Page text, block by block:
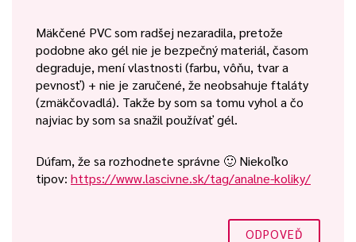
Mäkčené PVC som radšej nezaradila, pretože
podobne ako gél nie je bezpečný materiál, časom
degraduje, mení vlastnosti (farbu, vôňu, tvar a
pevnosť) + nie je zaručené, že neobsahuje ftaláty
(zmäkčovadlá). Takže by som sa tomu vyhol a čo
najviac by som sa snažil používať gél.
Dúfam, že sa rozhodnete správne 🙂 Niekoľko
tipov: https://www.lascivne.sk/tag/analne-koliky/
ODPOVEĎ